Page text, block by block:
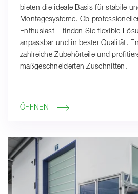
bieten die ideale Basis für stabile
Montagesysteme. Ob
Enthusiast – finden Sie flexible
anpassbar und in bester Qualität.
zahlreiche Zubehörteile und
maßgeschneiderten Zuschnitten.
ÖFFNEN